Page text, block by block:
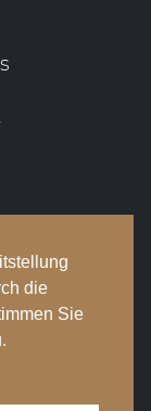
die
Sie